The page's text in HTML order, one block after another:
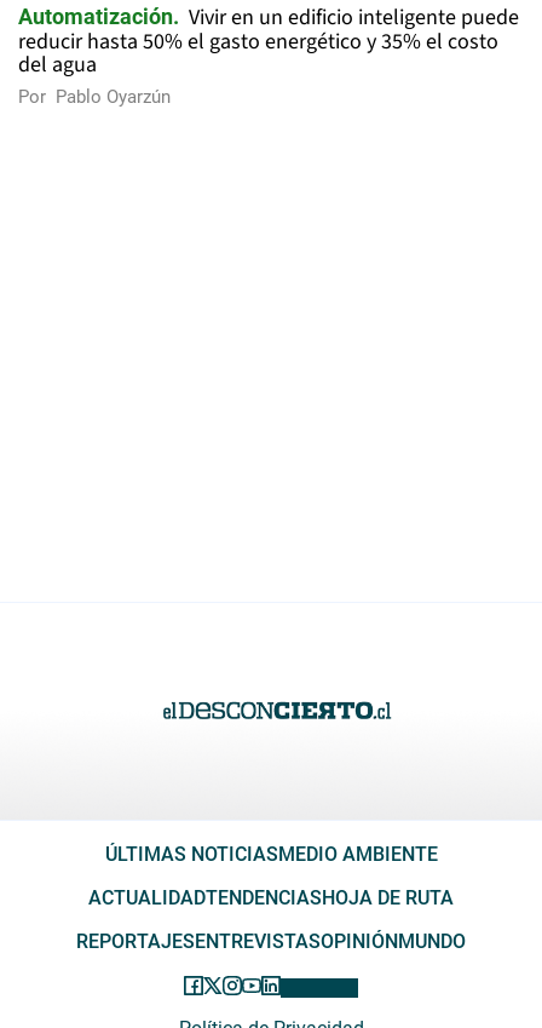
Automatización
Vivir en un edificio inteligente puede
reducir hasta 50% el gasto energético y 35% el costo
del agua
Por Pablo Oyarzún
ÚLTIMAS NOTICIASMEDIO AMBIENTE
ACTUALIDADTENDENCIASHOJA DE RUTA
REPORTAJESENTREVISTASOPINIÓNMUNDO